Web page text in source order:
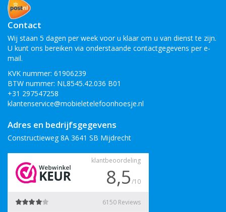
Contact
Wij staan 5 dagen per week voor u klaar om u van dienst te zijn.
U kunt ons bereiken via onderstaande contactgegevens per e-
mail.
KVK nummer: 61906239
BTW nummer: NL8545.42.036 B01
+31 297547258
klantenservice@mobieletelefoonhoesje.nl
Adres en bedrijfsgegevens
Constructieweg 8A 3641 SB Mijdrecht